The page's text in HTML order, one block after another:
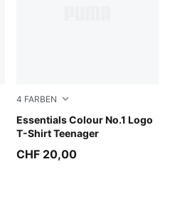
4 FARBEN
Essentials Colour No.1 Logo
T-Shirt Teenager
Midnight Petrol
CHF 20,00